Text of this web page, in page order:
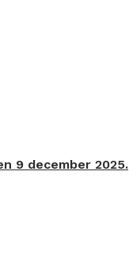
9 december 2025.